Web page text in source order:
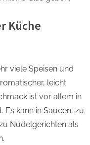
Küche
viele Speisen und
leicht
ist vor allem in
Es kann in Saucen, zu
Nudelgerichten als